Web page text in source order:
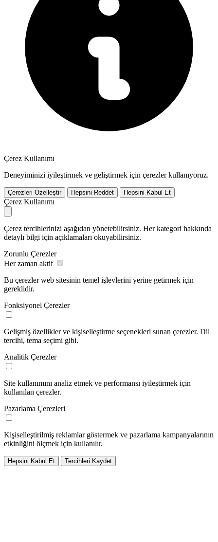
Çerez Kullanımı
Deneyiminizi iyileştirmek ve geliştirmek için çerezler kullanıyoruz.
Çerezleri Özelleştir Hepsini Reddet Hepsini Kabul Et
Çerez Kullanımı
Çerez tercihlerinizi aşağıdan yönetebilirsiniz. Her kategori hakkında
detaylı bilgi için açıklamaları okuyabilirsiniz.
Zorunlu Çerezler
Her zaman aktif
Bu çerezler web sitesinin temel işlevlerini yerine getirmek için
gereklidir.
Fonksiyonel Çerezler
Gelişmiş özellikler ve kişiselleştirme seçenekleri sunan çerezler. Dil
tercihi, tema seçimi gibi.
Analitik Çerezler
Site kullanımını analiz etmek ve performansı iyileştirmek için
kullanılan çerezler.
Pazarlama Çerezleri
Kişiselleştirilmiş reklamlar göstermek ve pazarlama kampanyalarının
etkinliğini ölçmek için kullanılır.
Hepsini Kabul Et Tercihleri Kaydet